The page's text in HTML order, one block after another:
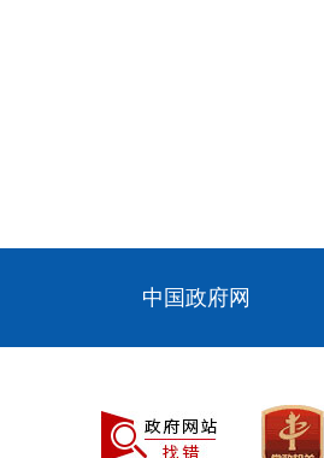
中国政府网